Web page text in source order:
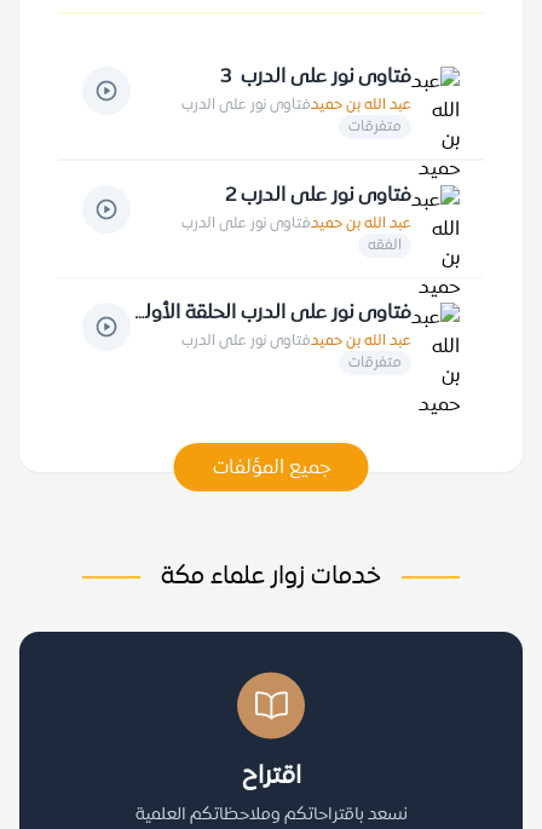
فتاوى نور على الدرب 3
عبد الله بن حميدفتاوى نور على الدرب
متفرقات
فتاوى نور على الدرب 2
عبد الله بن حميدفتاوى نور على الدرب
الفقه
فتاوى نور على الدرب الحلقة الأولى
عبد الله بن حميدفتاوى نور على الدرب
متفرقات
جميع المؤلفات
خدمات زوار علماء مكة
اقتراح
نسعد باقتراحاتكم وملاحظاتكم العلمية